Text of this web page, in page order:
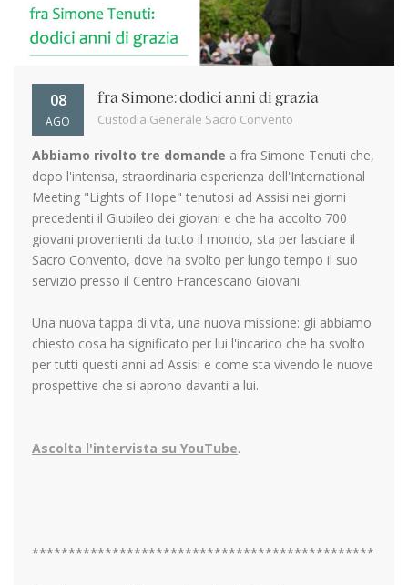
08
AGO
fra Simone: dodici anni di grazia
Custodia Generale Sacro Convento
Abbiamo rivolto tre domande a fra Simone Tenuti che,
dopo l'intensa, straordinaria esperienza dell'International
Meeting "Lights of Hope" tenutosi ad Assisi nei giorni
precedenti il Giubileo dei giovani e che ha accolto 700
giovani provenienti da tutto il mondo, sta per lasciare il
Sacro Convento, dove ha svolto per lungo tempo il suo
servizio presso il Centro Francescano Giovani.
Una nuova tappa di vita, una nuova missione: gli abbiamo
chiesto cosa ha significato per lui l'incarico che ha svolto
per tutti questi anni ad Assisi e come sta vivendo le nuove
prospettive che si aprono davanti a lui.
Ascolta l'intervista su YouTube.
***********************************************